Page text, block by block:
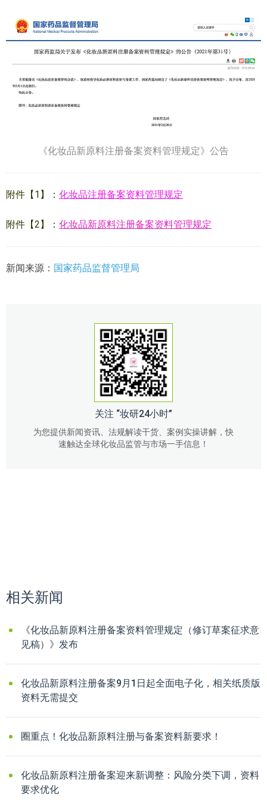
《化妆品新原料注册备案资料管理规定》公告
附件【1】 ： 化妆品注册备案资料管理规定
附件【2】 ： 化妆品新原料注册备案资料管理规定
新闻来源： 国家药品监督管理局
关注 “妆研24小时”
为您提供新闻资讯、法规解读干货、案例实操讲解，快
速触达全球化妆品监管与市场一手信息！
相关新闻
《化妆品新原料注册备案资料管理规定（修订草案征求意
见稿）》发布
化妆品新原料注册备案9月1日起全面电子化，相关纸质版
资料无需提交
圈重点！化妆品新原料注册与备案资料新要求！
化妆品新原料注册备案迎来新调整：风险分类下调，资料
要求优化